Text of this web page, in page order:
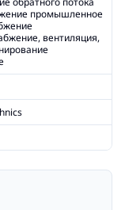
промышленное
вентиляция,